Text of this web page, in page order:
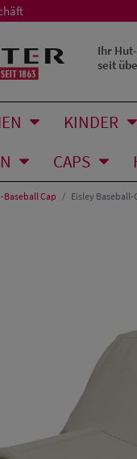
Ihr
seit
KINDER
CAPS
Baseball Cap Eisley